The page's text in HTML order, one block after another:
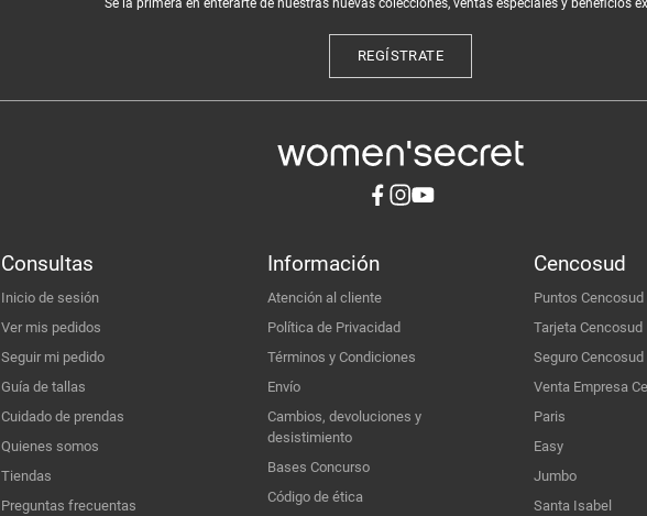
Sé la primera en enterarte de nuestras nuevas colecciones, ventas especiales y beneficios
REGÍSTRATE
Consultas
Inicio de sesión
Ver mis pedidos
Seguir mi pedido
Guía de tallas
Cuidado de prendas
Quienes somos
Tiendas
Preguntas frecuentas
Información
Atención al cliente
Política de Privacidad
Términos y Condiciones
Envío
Cambios, devoluciones y
desistimiento
Bases Concurso
Código de ética
Cencosud
Puntos Cencosud
Tarjeta Cencosud
Seguro Cencosud
Venta Empresa
Paris
Easy
Jumbo
Santa Isabel